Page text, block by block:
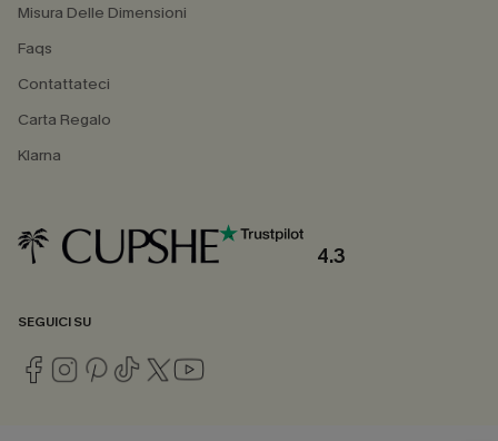
Misura Delle Dimensioni
Faqs
Contattateci
Carta Regalo
Klarna
4.3
SEGUICI SU